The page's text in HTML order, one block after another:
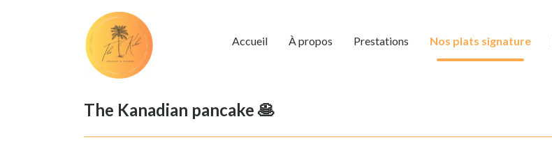
Accueil À propos Prestations Nos plats signature
The Kanadian pancake 🥞